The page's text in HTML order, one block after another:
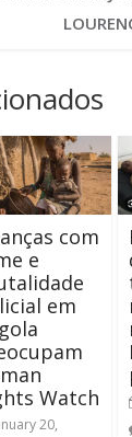
com
e
em
Watch
20,